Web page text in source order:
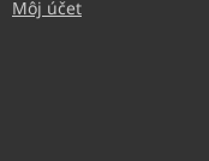
Môj účet